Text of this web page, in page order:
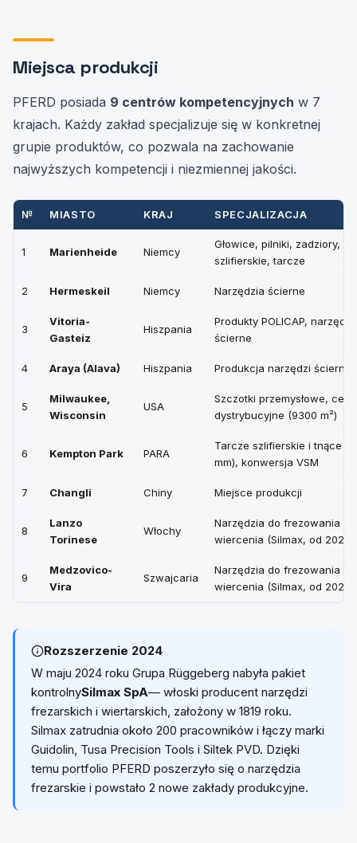
Miejsca produkcji
PFERD posiada 9 centrów kompetencyjnych w 7
krajach. Każdy zakład specjalizuje się w konkretnej
grupie produktów, co pozwala na zachowanie
najwyższych kompetencji i niezmiennej jakości.
№ MIASTO KRAJ SPECJALIZACJA
1 Marienheide Niemcy
Głowice, pilniki, zadziory,
szlifierskie, tarcze
2 Hermeskeil Niemcy Narzędzia ścierne
3
Vitoria-
Gasteiz
Hiszpania
Produkty POLICAP,
ścierne
4 Araya (Alava) Hiszpania Produkcja narzędzi
5
Milwaukee,
Wisconsin
USA
Szczotki przemysłowe,
dystrybucyjne (9300 m²)
6 Kempton Park PARA
Tarcze szlifierskie i tnące
mm), konwersja VSM
7 Changli Chiny Miejsce produkcji
8
Lanzo
Torinese
Włochy
Narzędzia do frezowania i
wiercenia (Silmax, od 2024
9
Medzovico-
Vira
Szwajcaria
Narzędzia do frezowania i
wiercenia (Silmax, od 2024
Rozszerzenie 2024
W maju 2024 roku Grupa Rüggeberg nabyła pakiet
kontrolnySilmax SpA— włoski producent narzędzi
frezarskich i wiertarskich, założony w 1819 roku.
Silmax zatrudnia około 200 pracowników i łączy marki
Guidolin, Tusa Precision Tools i Siltek PVD. Dzięki
temu portfolio PFERD poszerzyło się o narzędzia
frezarskie i powstało 2 nowe zakłady produkcyjne.